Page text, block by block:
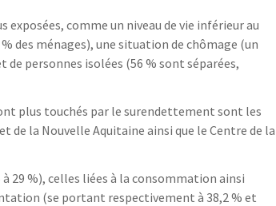
exposées, comme un niveau de vie inférieur au
% des ménages), une situation de chômage (un
de personnes isolées (56 % sont séparées,
plus touchés par le surendettement sont les
de la Nouvelle Aquitaine ainsi que le Centre de la
à 29 %), celles liées à la consommation ainsi
(se portant respectivement à 38,2 % et